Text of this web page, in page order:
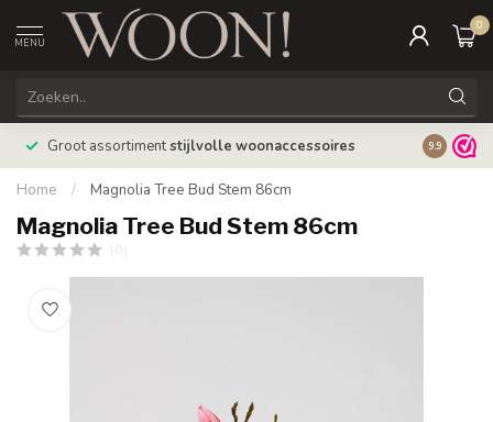
MENU
0
Groot assortimentstijlvolle woonaccessoires 9.9
Home / Magnolia Tree Bud Stem 86cm
Magnolia Tree Bud Stem 86cm
(0)